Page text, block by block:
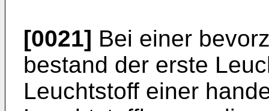
[0021] Bei einer
bestand der erste
Leuchtstoff einer